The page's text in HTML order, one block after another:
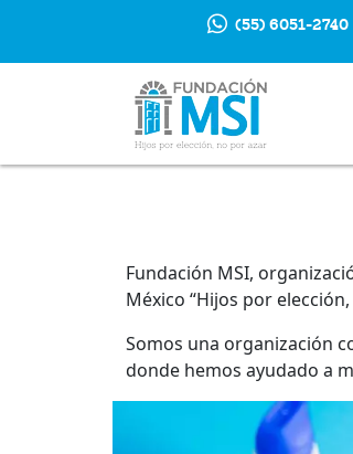
(55) 6051-2740
Fundación MSI,
México “Hijos por
Somos una organización
donde hemos ayudado a